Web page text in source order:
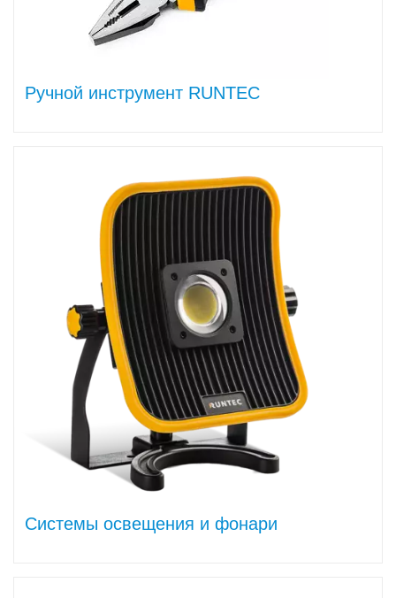
Ручной инструмент RUNTEC
Системы освещения и фонари